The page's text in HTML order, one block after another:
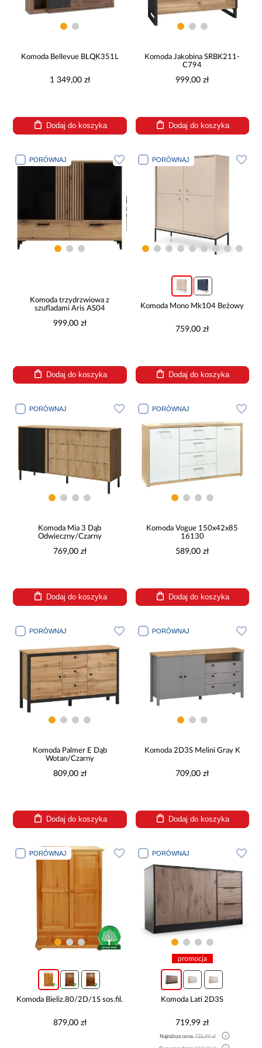
Komoda Bellevue BLQK351L
1 349,00 zł
Dodaj do koszyka
Komoda Jakobina SRBK211-
C794
999,00 zł
Dodaj do koszyka
PORÓWNAJ
Komoda trzydrzwiowa z
szufladami Aris AS04
999,00 zł
Dodaj do koszyka
PORÓWNAJ
Komoda Mono Mk104 Beżowy
759,00 zł
Dodaj do koszyka
PORÓWNAJ
Komoda Mia 3 Dąb
Odwieczny/Czarny
769,00 zł
Dodaj do koszyka
PORÓWNAJ
Komoda Vogue 150x42x85
16130
589,00 zł
Dodaj do koszyka
PORÓWNAJ
Komoda Palmer E Dąb
Wotan/Czarny
809,00 zł
Dodaj do koszyka
PORÓWNAJ
Komoda 2D3S Melini Gray K
709,00 zł
Dodaj do koszyka
PORÓWNAJ
Komoda Bieliz.80/2D/1S sos.fil.
879,00 zł
PORÓWNAJ
promocja
Komoda Lati 2D3S
719,99 zł
Najniższa cena:735,99 zł